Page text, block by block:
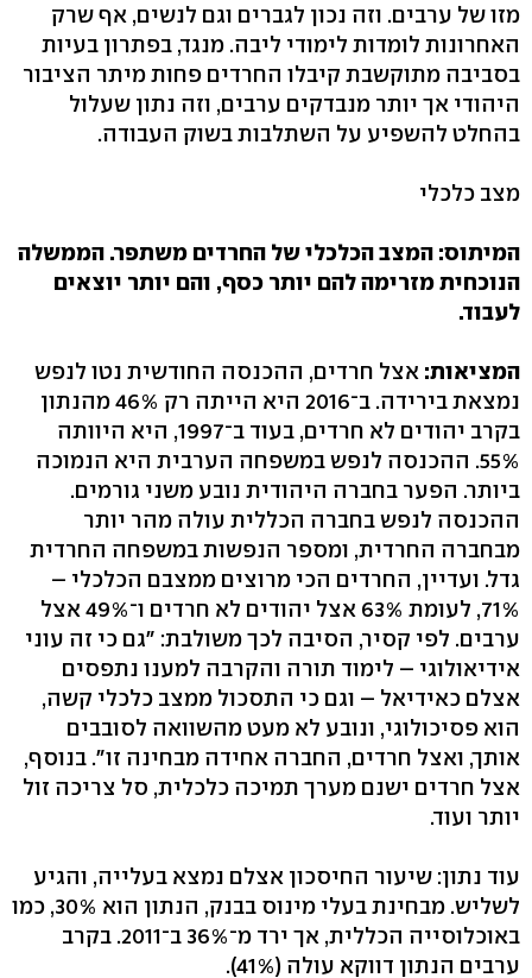
מזו של ערבים. וזה נכון לגברים וגם לנשים, אף שרק
האחרונות לומדות לימודי ליבה. מנגד, בפתרון בעיות
בסביבה מתוקשבת קיבלו החרדים פחות מיתר הציבור
היהודי אך יותר מנבדקים ערבים, וזה נתון שעלול
בהחלט להשפיע על השתלבות בשוק העבודה.
מצב כלכלי
המיתוס: המצב הכלכלי של החרדים משתפר. הממשלה
הנוכחית מזרימה להם יותר כסף, והם יותר יוצאים
לעבוד.
המציאות: אצל חרדים, ההכנסה החודשית נטו לנפש
נמצאת בירידה. ב־2016 היא הייתה רק 46% מהנתון
בקרב יהודים לא חרדים, בעוד ב־1997, היא היוותה
55%. ההכנסה לנפש במשפחה הערבית היא הנמוכה
ביותר. הפער בחברה היהודית נובע משני גורמים.
ההכנסה לנפש בחברה הכללית עולה מהר יותר
מבחברה החרדית, ומספר הנפשות במשפחה החרדית
גדל. ועדיין, החרדים הכי מרוצים ממצבם הכלכלי –
71%, לעומת 63% אצל יהודים לא חרדים ו־49% אצל
ערבים. לפי קסיר, הסיבה לכך משולבת: "גם כי זה עוני
אידיאולוגי – לימוד תורה והקרבה למענו נתפסים
אצלם כאידיאל – וגם כי התסכול ממצב כלכלי קשה,
הוא פסיכולוגי, ונובע לא מעט מהשוואה לסובבים
אותך, ואצל חרדים, החברה אחידה מבחינה זו". בנוסף,
אצל חרדים ישנם מערך תמיכה כלכלית, סל צריכה זול
יותר ועוד.
עוד נתון: שיעור החיסכון אצלם נמצא בעלייה, והגיע
לשליש. מבחינת בעלי מינוס בבנק, הנתון הוא 30%, כמו
באוכלוסייה הכללית, אך ירד מ־36% ב־2011. בקרב
ערבים הנתון דווקא עולה (41%).